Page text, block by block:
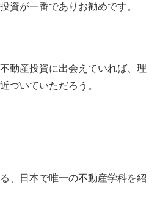
資が一番でありお勧めです。
動産投資に出会えていれば、理
づいていただろう。
、日本で唯一の不動産学科を紹